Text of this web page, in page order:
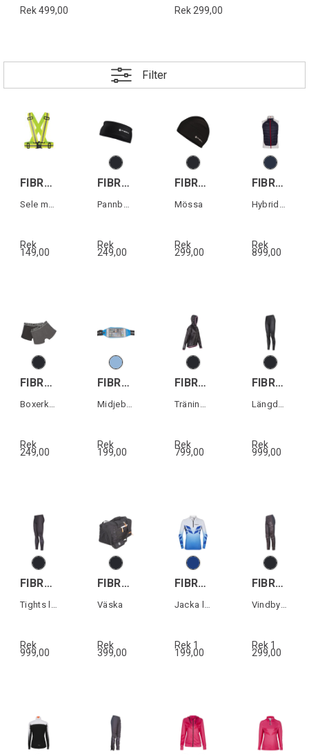
Rek 499,00 Rek 299,00
Filter
FIBRA Reflex-Sele
Rek
149,00
FIBRA Edge Tech Headband
Rek
249,00
FIBRA Edge Tech Beanie
Mössa
Rek
299,00
FIBRA Edge Hybrid Vest
Rek
899,00
FIBRA Apex Boxer 2-p
Boxerkalsonger 2-pack herr
Rek
249,00
FIBRA Sync Waist Belt
Midjebälte för mobiltelfon
Rek
199,00
FIBRA Xtrm Wind Pack Jacket W
Träningsjacka dam
Rek
799,00
FIBRA Sync Ski Race Pant W
Längdskidåkningsbyxa dam
Rek
999,00
FIBRA Sync Ski Race Tights
Rek
999,00
FIBRA Sync Bag
Väska
Rek
399,00
FIBRA Sync Ski Race Top
Rek 1
199,00
FIBRA Sync Pro Pant W
Rek 1
299,00